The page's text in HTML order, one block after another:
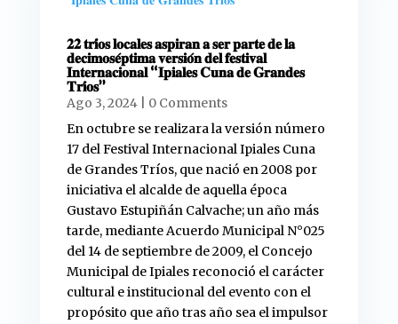
𝟐𝟐 𝐭𝐫𝐢́𝐨𝐬 𝐥𝐨𝐜𝐚𝐥𝐞𝐬 𝐚𝐬𝐩𝐢𝐫𝐚𝐧 𝐚 𝐬𝐞𝐫 𝐩𝐚𝐫𝐭𝐞 𝐝𝐞 𝐥𝐚
𝐝𝐞𝐜𝐢𝐦𝐨𝐬𝐞́𝐩𝐭𝐢𝐦𝐚 𝐯𝐞𝐫𝐬𝐢𝐨́𝐧 𝐝𝐞𝐥 𝐟𝐞𝐬𝐭𝐢𝐯𝐚𝐥
𝐈𝐧𝐭𝐞𝐫𝐧𝐚𝐜𝐢𝐨𝐧𝐚𝐥 “𝐈𝐩𝐢𝐚𝐥𝐞𝐬 𝐂𝐮𝐧𝐚 𝐝𝐞 𝐆𝐫𝐚𝐧𝐝𝐞𝐬
𝐓𝐫𝐢́𝐨𝐬”
Ago 3, 2024| 0 Comments
En octubre se realizara la versión número
17 del Festival Internacional Ipiales Cuna
de Grandes Tríos, que nació en 2008 por
iniciativa el alcalde de aquella época
Gustavo Estupiñán Calvache; un año más
tarde, mediante Acuerdo Municipal N°025
del 14 de septiembre de 2009, el Concejo
Municipal de Ipiales reconoció el carácter
cultural e institucional del evento con el
propósito que año tras año sea el impulsor